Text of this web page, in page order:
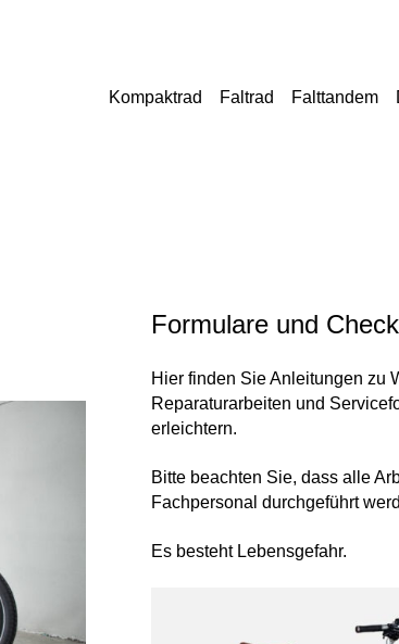
Kompaktrad Faltrad Falttandem
Formulare und
Hier finden Sie Anleitungen zu
Reparaturarbeiten und
erleichtern.
Bitte beachten Sie, dass alle
Fachpersonal durchgeführt
Es besteht Lebensgefahr.